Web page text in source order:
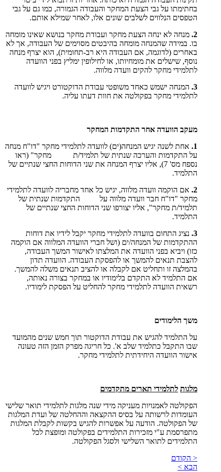
בחתימתו על גבי הצעת המחקר והעבודה הגמורה, כמו גם על גבי
הטפסים הנלווים לשלבים שונים אלו, לאחר שמילא אותם.
2. מנחה לא ינחה הצעת מחקר ועבודת מחקר בנושא שאינו מומחה
בו. במידה שהמנחה מומחה בהיבטים מסוימים של העבודה, אך לא
באחרים (לדוגמה, אם העבודה היא רב-תחומית), הוא יצרף מנחה
נוסף, שישלים את מומחיותו, או לחילופין ימליץ בפני הוועדה
לתלמידי מחקר להקים וועדה מלווה.
3. המנחה ישמש כאחד משופטי עבודת הדוקטורט ויגיש לוועדה
לתלמידי מחקר בפקולטה את חוות דעתו עליה.
מעקב הוועדה אחר התקדמות המחקר
1. אחת לשנה יגיש המנחה(ים) לוועדה לתלמידי מחקר "דו"ח מנחה
על התקדמות והערכה שנתית של תלמיד/ת מחקר" (ראו
נספח מס' 7), אליו יצרף המנחה את שני הדוחות החצי שנתיים של
התלמיד.
2. אם הוקמה וועדה מלווה, יגיש כל אחד מחבריה לוועדה לתלמידי
מחקר "דו"ח חבר וועדה מלווה על התקדמות שנתית של
תלמיד/ת מחקר", אליו יצורפו שני הדוחות החצי שנתיים של
התלמיד.
3. נציג התחום בוועדה לתלמידי מחקר יקבל לידיו את דוחות
ההתקדמות של המנחה/ים (ושל חברי הוועדה המלווה אם הוקמה
כזו) ויביא בפני הוועדה את המלצתו לאישור המשך העבודה,
להצבת תנאים להמשך או להפסקת העבודה. הוועדה תדון
בהמלצה זו ותחליט אם לקבלה או להציב תנאים משלה להמשך.
אם התלמיד לא התקדם בלימודיו או במחקר בצורה נאותה,
רשאית הוועדה לתלמידי מחקר להחליט על הפסקת לימודיו.
משך הלימודים
על התלמיד להגיש את עבודת הדוקטור תוך חמש שנים מהמועד
שבו התקבל כתלמיד שלב א'. כל חריגה מפרק הזמן הזה טעונה
אישור הוועדה היחידתית לתלמידי מחקר.
מלגות לתלמידי תארים מתקדמים
הפקולטה לאמנויות מעניקה מידי שנה מלגות לתלמידי תואר שלישי
העומדות לרשותה על בסיס ההקצאה וההחלטה של ועדת המלגות
של הפקולטה. הודעה על אפשרות להגיש בקשות לקבלת המלגות
מתפרסמת ע"י מזכירות התלמידים בפקולטה ומופצת לכל
התלמידים לתואר השלישי ולסגל הפקולטה.
< הקודם
הבא >